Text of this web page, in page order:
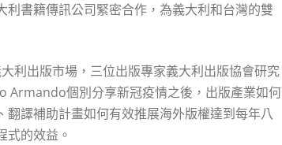
書籍傳訊公司緊密合作，為義大利和台灣的雙
利出版市場，三位出版專家義大利出版協會研究
Armando個別分享新冠疫情之後，出版產業如何
譯補助計畫如何有效推展海外版權達到每年八
式的效益。